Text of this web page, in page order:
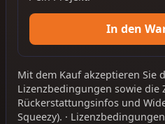
In den
Mit dem Kauf akzeptieren Sie
Lizenzbedingungen sowie die
Rückerstattungsinfos und
Squeezy). ·